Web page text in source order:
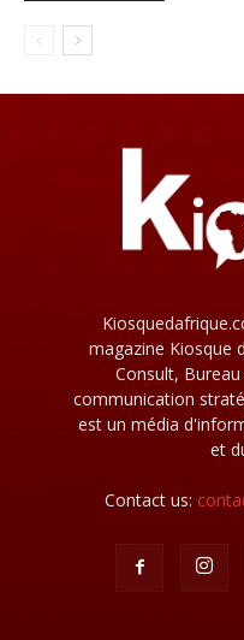
magazine Kiosque
Consult,
communication
est un média
et
Contact us: